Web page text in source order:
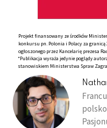
Projekt finansowany ze środków
konkursu pn. Polonia i Polacy za granicą
ogłoszonego przez Kancelarię prezesa
*Publikacja wyraża jedynie poglądy
stanowiskiem Ministerstwa Spraw